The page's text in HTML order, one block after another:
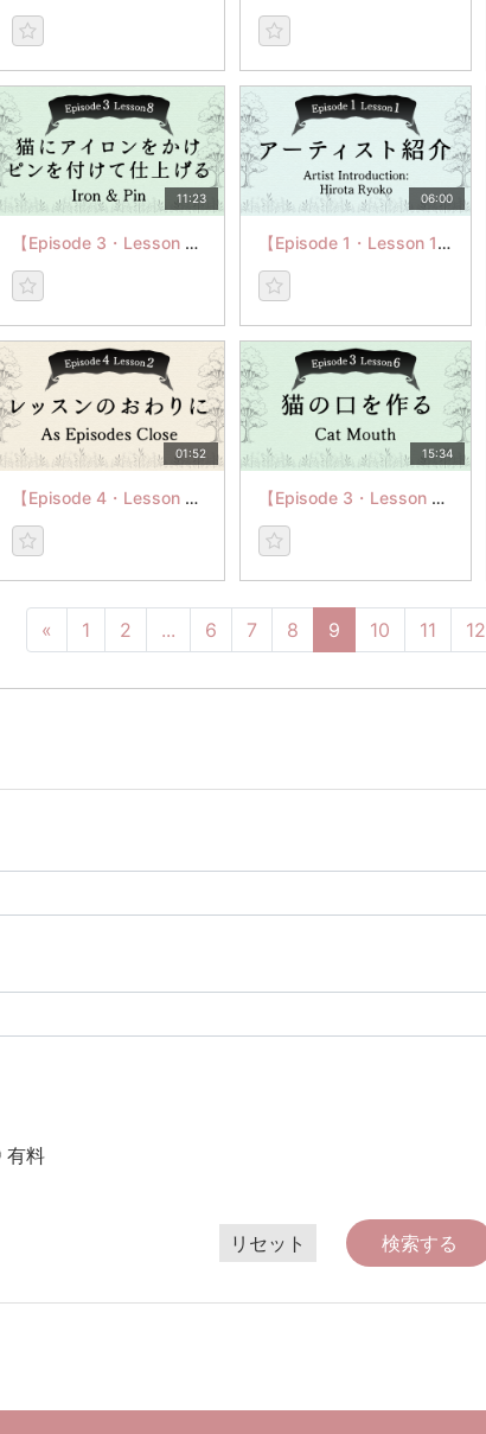
11:23
【Episode 3・Lesson 8】猫にアイロンをかけピンを付けて仕上げる
06:00
【Episode 1・Lesson 1】アーティスト紹介
01:52
【Episode 4・Lesson 2】レッスンのおわりに
15:34
【Episode 3・Lesson 6】Cat Mouth
« 1 2 ... 6 7 8 9 10 11 12
有料
リセット 検索する